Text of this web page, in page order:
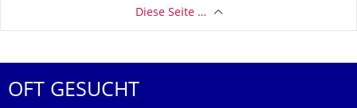
Diese Seite …
OFT GESUCHT